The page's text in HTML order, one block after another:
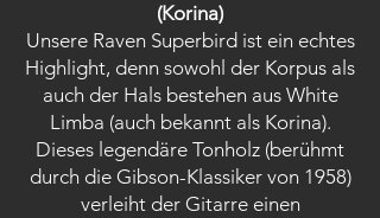
(Korina)
Unsere Raven Superbird ist ein echtes
Highlight, denn sowohl der Korpus als
auch der Hals bestehen aus White
Limba (auch bekannt als Korina).
Dieses legendäre Tonholz (berühmt
durch die Gibson-Klassiker von 1958)
verleiht der Gitarre einen